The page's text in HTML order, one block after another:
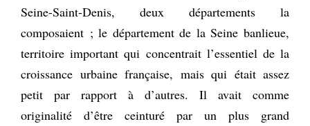
Seine-Saint-Denis, deux départements la
composaient ; le département de la Seine banlieue,
territoire important qui concentrait l’essentiel de la
croissance urbaine française, mais qui était assez
petit par rapport à d’autres. Il avait comme
originalité d’être ceinturé par un plus grand